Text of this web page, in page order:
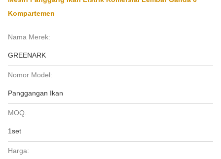
Kompartemen
Nama Merek:
GREENARK
Nomor Model:
Panggangan Ikan
MOQ:
1set
Harga: